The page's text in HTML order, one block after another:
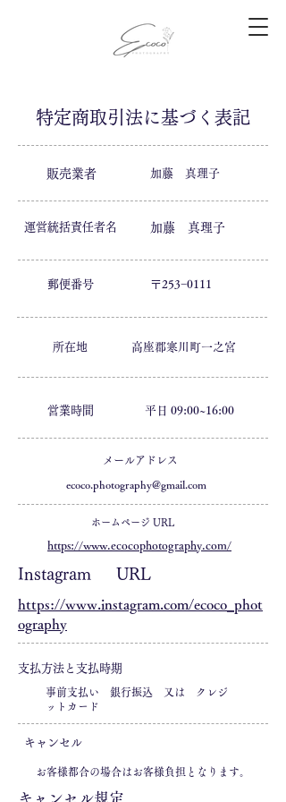
特定商取引法に基づく表記
販売業者 ​加藤 真理子
運営統括責任者名 加藤 真理子
郵便番号 〒253−0111
所在地 高座郡寒川町一之宮
営業時間 平日 09:00~16:00
メールアドレス
ecoco.photography@gmail.com
ホームページ URL
https://www.ecocophotography.com/
Instagram URL
https://www.instagram.com/ecoco_phot
ography
支払方法と支払時期
事前支払い ​銀行振込 又は クレジ
ットカード
キャンセル
お客様都合の場合はお客様負担となります。
キャンセル規定